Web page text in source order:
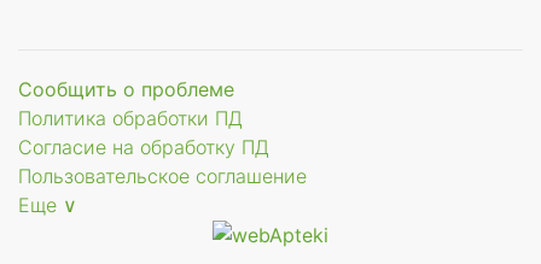
Сообщить о проблеме
Политика обработки ПД
Согласие на обработку ПД
Пользовательское соглашение
Еще ∨